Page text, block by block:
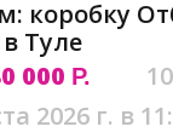
коробку
Туле
000 Р.
2026 г. в